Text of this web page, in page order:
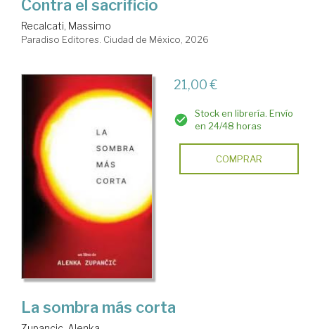
Contra el sacrificio
Recalcati, Massimo
Paradiso Editores. Ciudad de México, 2026
21,00 €
Stock en librería. Envío
en 24/48 horas
COMPRAR
La sombra más corta